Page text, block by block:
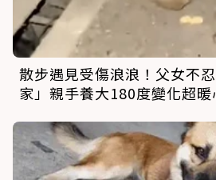
散步遇見受傷浪浪！父女不
家」親手養大180度變化超暖